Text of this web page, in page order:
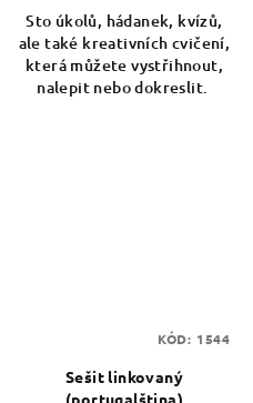
Sto úkolů, hádanek, kvízů,
ale také kreativních cvičení,
která můžete vystřihnout,
nalepit nebo dokreslit.
Sešit linkovaný
(portugalština)
KÓD: 1544